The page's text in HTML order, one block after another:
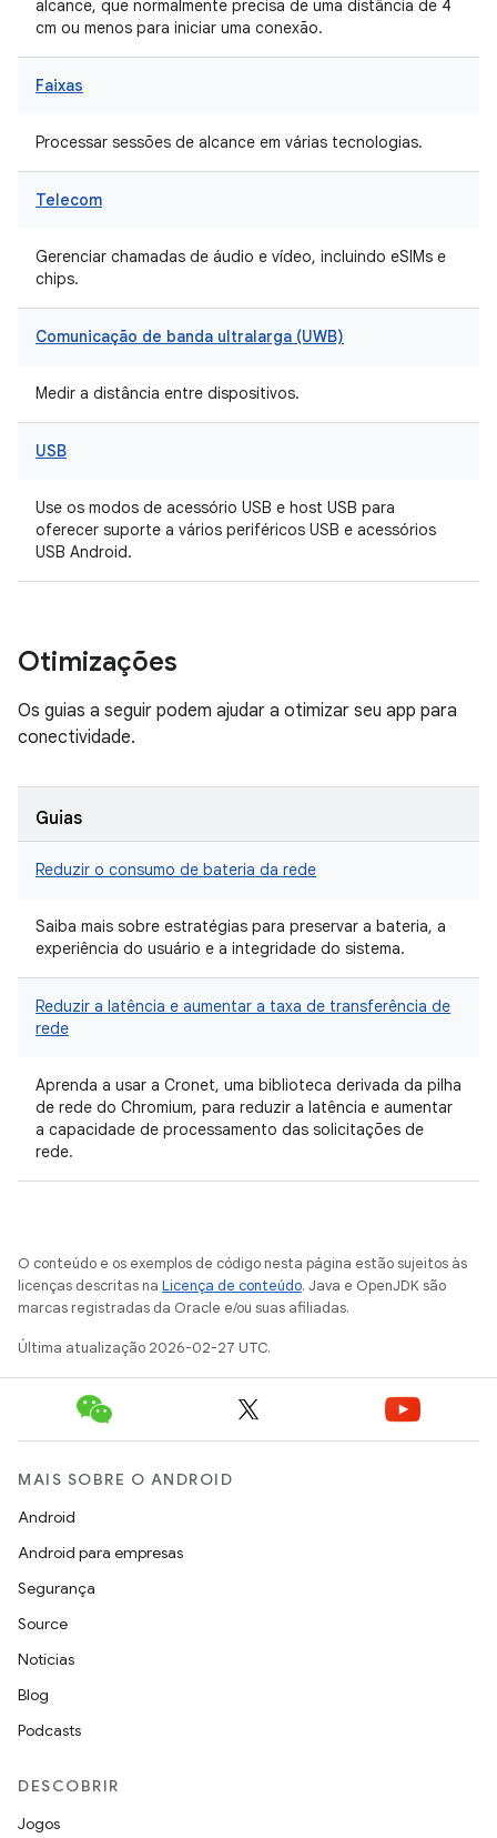
alcance, que normalmente precisa de uma distância de 4
cm ou menos para iniciar uma conexão.
Faixas
Processar sessões de alcance em várias tecnologias.
Telecom
Gerenciar chamadas de áudio e vídeo, incluindo eSIMs e
chips.
Comunicação de banda ultralarga (UWB)
Medir a distância entre dispositivos.
USB
Use os modos de acessório USB e host USB para
oferecer suporte a vários periféricos USB e acessórios
USB Android.
Otimizações
Os guias a seguir podem ajudar a otimizar seu app para
conectividade.
Guias
Reduzir o consumo de bateria da rede
Saiba mais sobre estratégias para preservar a bateria, a
experiência do usuário e a integridade do sistema.
Reduzir a latência e aumentar a taxa de transferência de
rede
Aprenda a usar a Cronet, uma biblioteca derivada da pilha
de rede do Chromium, para reduzir a latência e aumentar
a capacidade de processamento das solicitações de
rede.
O conteúdo e os exemplos de código nesta página estão sujeitos às
licenças descritas na Licença de conteúdo. Java e OpenJDK são
marcas registradas da Oracle e/ou suas afiliadas.
Última atualização 2026-02-27 UTC.
MAIS SOBRE O ANDROID
Android
Android para empresas
Segurança
Source
Notícias
Blog
Podcasts
DESCOBRIR
Jogos